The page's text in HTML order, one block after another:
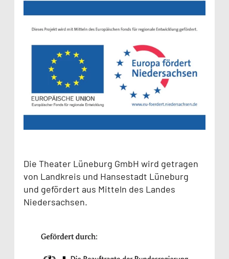
Die Theater Lüneburg GmbH wird getragen
von Landkreis und Hansestadt Lüneburg
und gefördert aus Mitteln des Landes
Niedersachsen.